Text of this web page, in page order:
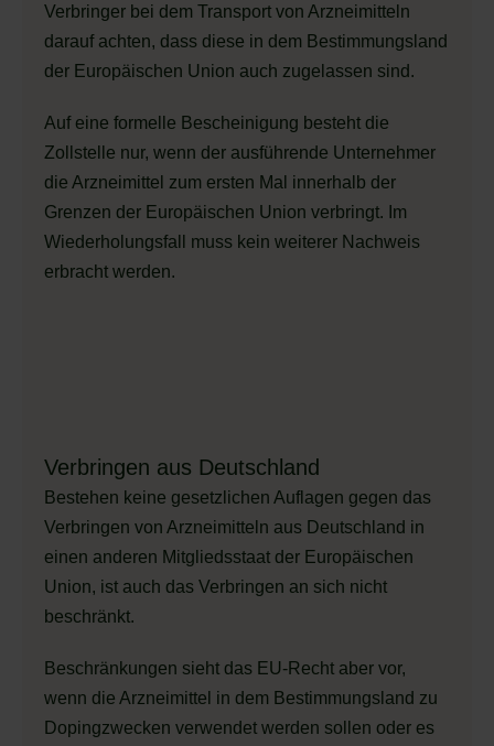
Verbringer bei dem Transport von Arzneimitteln
darauf achten, dass diese in dem Bestimmungsland
der Europäischen Union auch zugelassen sind.
Auf eine formelle Bescheinigung besteht die
Zollstelle nur, wenn der ausführende Unternehmer
die Arzneimittel zum ersten Mal innerhalb der
Grenzen der Europäischen Union verbringt. Im
Wiederholungsfall muss kein weiterer Nachweis
erbracht werden.
Verbringen aus Deutschland
Bestehen keine gesetzlichen Auflagen gegen das
Verbringen von Arzneimitteln aus Deutschland in
einen anderen Mitgliedsstaat der Europäischen
Union, ist auch das Verbringen an sich nicht
beschränkt.
Beschränkungen sieht das EU-Recht aber vor,
wenn die Arzneimittel in dem Bestimmungsland zu
Dopingzwecken verwendet werden sollen oder es